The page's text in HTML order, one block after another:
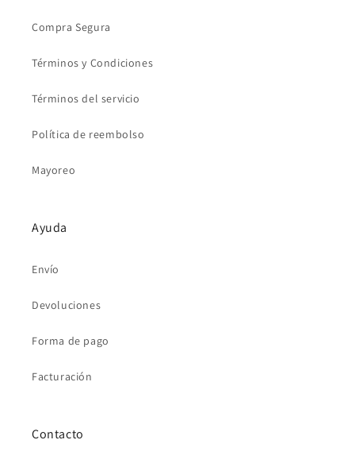
Compra Segura
Términos y Condiciones
Términos del servicio
Política de reembolso
Mayoreo
Ayuda
Envío
Devoluciones
Forma de pago
Facturación
Contacto